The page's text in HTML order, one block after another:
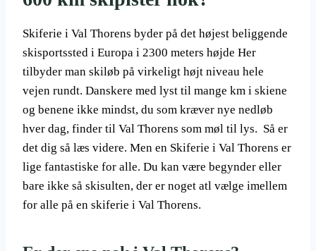
Skiferie i Val Thorens byder på det højest beliggende
skisportssted i Europa i 2300 meters højde Her
tilbyder man skiløb på virkeligt højt niveau hele
vejen rundt. Danskere med lyst til mange km i skiene
og benene ikke mindst, du som kræver nye nedløb
hver dag, finder til Val Thorens som møl til lys. Så er
det dig så læs videre. Men en Skiferie i Val Thorens er
lige fantastiske for alle. Du kan være begynder eller
bare ikke så skisulten, der er noget atl vælge imellem
for alle på en skiferie i Val Thorens.